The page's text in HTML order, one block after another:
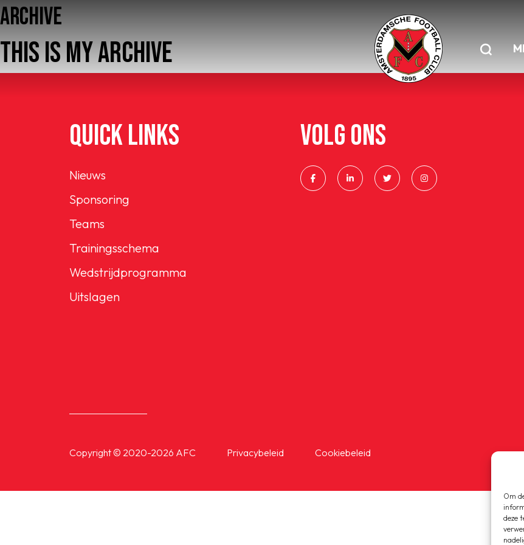
Om
deze
Home
AFC 1
Teams
Jeugd
Senioren
ARCHIVE
THIS IS MY ARCHIVE
QUICK LINKS
Nieuws
Sponsoring
Teams
Trainingsschema
Wedstrijdprogramma
Uitslagen
VOLG ONS
Copyright © 2020-2026 AFC Privacybeleid Cookiebeleid